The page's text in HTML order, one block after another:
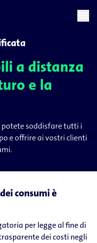
a distanza
e la
soddisfare tutti i
e offrire ai vostri clienti
consumi è
per legge al fine di
dei costi negli